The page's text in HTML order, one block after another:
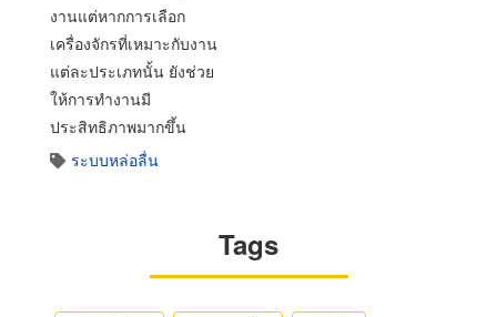
งานแต่หากการเลือก
เครื่องจักรที่เหมาะกับงาน
แต่ละประเภทนั้น ยังช่วย
ให้การทำงานมี
ประสิทธิภาพมากขึ้น
ระบบหล่อลื่น
Tags